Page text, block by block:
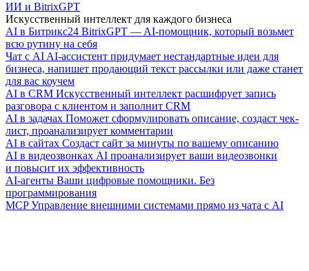
ИИ и BitrixGPT
Искусственный интеллект для каждого бизнеса
AI в Битрикс24 BitrixGPT — AI-помощник, который возьмет
всю рутину на себя
Чат с AI AI-ассистент придумает нестандартные идеи для
бизнеса, напишет продающий текст рассылки или даже станет
для вас коучем
AI в CRM Искусственный интеллект расшифрует запись
разговора с клиентом и заполнит CRM
AI в задачах Поможет сформулировать описание, создаст чек-
лист, проанализирует комментарии
AI в сайтах Создаст сайт за минуты по вашему описанию
AI в видеозвонках AI проанализирует ваши видеозвонки
и повысит их эффективность
AI-агенты Ваши цифровые помощники. Без
программирования
MCP Управление внешними системами прямо из чата с AI